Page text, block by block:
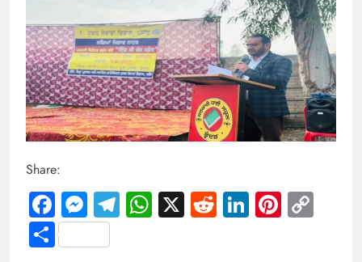
Share:
Facebook
Messenger
Telegram
WhatsApp
X RedditLinkedIn
Share